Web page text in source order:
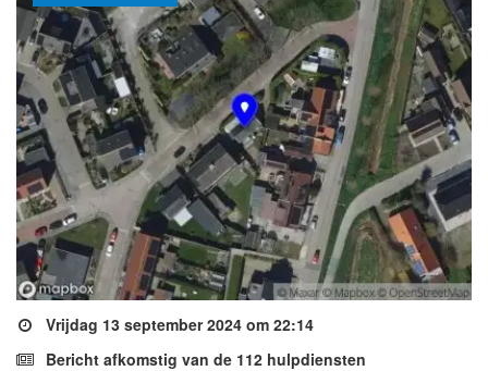
Vrijdag 13 september 2024 om 22:14
Bericht afkomstig van de 112 hulpdiensten